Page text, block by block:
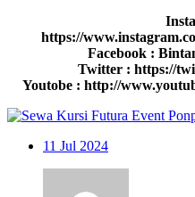
https://
Facebook :
Twitter : https://
Youtobe : http://
11 Jul 2024